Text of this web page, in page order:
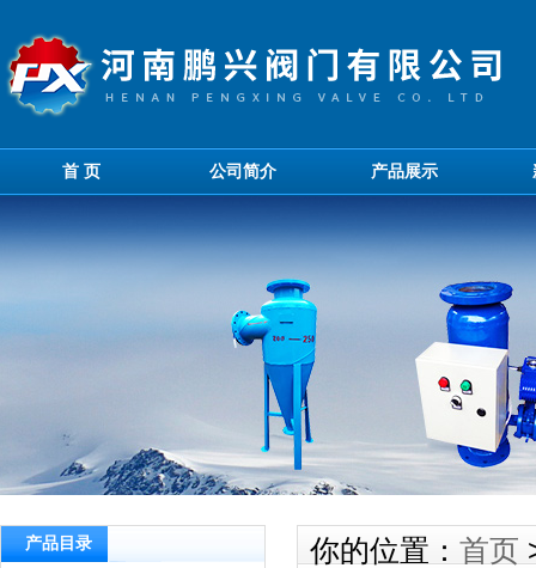
首 页 公司简介 产品展示
产品目录 你的位置： 首页